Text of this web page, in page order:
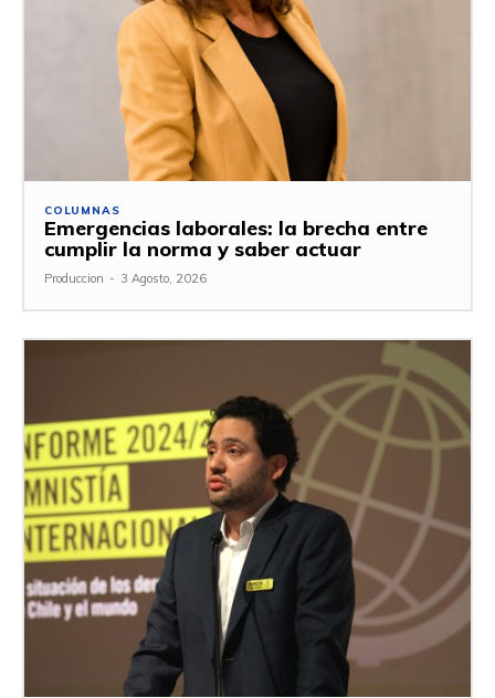
COLUMNAS
Emergencias laborales: la brecha entre
cumplir la norma y saber actuar
Produccion - 3 Agosto, 2026